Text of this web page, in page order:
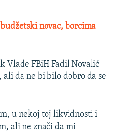
novac, borcima
Vlade FBiH Fadil Novalić
da ne bi bilo dobro da se
u nekoj toj likvidnosti i
ali ne znači da mi